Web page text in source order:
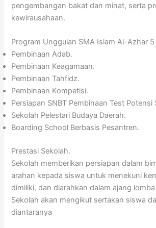
pengembangan bakat dan minat, serta
kewirausahaan.
Program Unggulan SMA Islam Al-Azhar
Pembinaan Adab.
Pembinaan Keagamaan.
Pembinaan Tahfidz.
Pembinaan Kompetisi.
Persiapan SNBT Pembinaan Test Potensi
Sekolah Pelestari Budaya Daerah.
Boarding School Berbasis Pesantren.
Prestasi Sekolah.
Sekolah memberikan persiapan dalam
arahan kepada siswa untuk menekuni
dimiliki, dan diarahkan dalam ajang
Sekolah akan mengikut sertakan siswa
diantaranya